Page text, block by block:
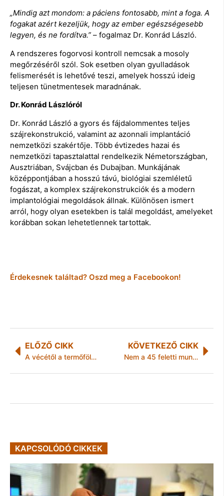
„Mindig azt mondom: a páciens fontosabb, mint a foga. A
fogakat azért kezeljük, hogy az ember egészségesebb
legyen, és ne fordítva.” – fogalmaz Dr. Konrád László.
A rendszeres fogorvosi kontroll nemcsak a mosoly
megőrzéséről szól. Sok esetben olyan gyulladások
felismerését is lehetővé teszi, amelyek hosszú ideig
teljesen tünetmentesek maradnának.
Dr. Konrád Lászlóról
Dr. Konrád László a gyors és fájdalommentes teljes
szájrekonstrukció, valamint az azonnali implantáció
nemzetközi szakértője. Több évtizedes hazai és
nemzetközi tapasztalattal rendelkezik Németországban,
Ausztriában, Svájcban és Dubajban. Munkájának
középpontjában a hosszú távú, biológiai szemléletű
fogászat, a komplex szájrekonstrukciók és a modern
implantológiai megoldások állnak. Különösen ismert
arról, hogy olyan esetekben is talál megoldást, amelyeket
korábban sokan lehetetlennek tartottak.
Érdekesnek találtad? Oszd meg a Facebookon!
ELŐZŐ CIKK
A vécétől a termőföldig: egy új magyar kutatás szerint nem a technológia, hanem a bizalom dönti el az emberi eredetű táp-anyagok jövőjét
KÖVETKEZŐ CIKK
Nem a 45 feletti munkavállaló lusta tanulni, hanem a magyar vállalati szféra képtelen strukturáltan képezni
KAPCSOLÓDÓ CIKKEK